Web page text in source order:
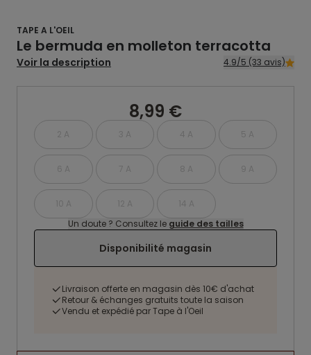
TAPE A L'OEIL
Le bermuda en molleton terracotta
Voir la description 4.9/5 (33 avis)
8,99 €
2 A 3 A 4 A 5 A
6 A 7 A 8 A 9 A
10 A 12 A
14 A
Un doute ? Consultez le guide des tailles
Disponibilité magasin
Livraison offerte en magasin dès 10€ d'achat
Retour & échanges gratuits toute la saison
Vendu et expédié par Tape à l'Oeil